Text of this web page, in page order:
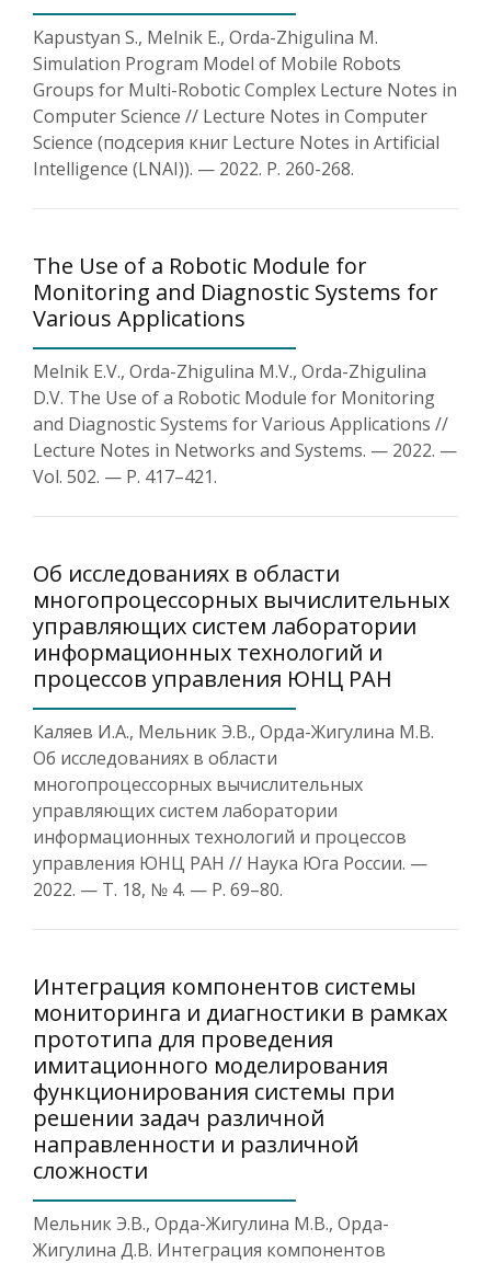
Kapustyan S., Melnik E., Orda-Zhigulina M.
Simulation Program Model of Mobile Robots
Groups for Multi-Robotic Complex Lecture Notes in
Computer Science // Lecture Notes in Computer
Science (подсерия книг Lecture Notes in Artificial
Intelligence (LNAI)). — 2022. P. 260-268.
The Use of a Robotic Module for
Monitoring and Diagnostic Systems for
Various Applications
Melnik E.V., Orda-Zhigulina M.V., Orda-Zhigulina
D.V. The Use of a Robotic Module for Monitoring
and Diagnostic Systems for Various Applications //
Lecture Notes in Networks and Systems. — 2022. —
Vol. 502. — P. 417–421.
Об исследованиях в области
многопроцессорных вычислительных
управляющих систем лаборатории
информационных технологий и
процессов управления ЮНЦ РАН
Каляев И.А., Мельник Э.В., Орда-Жигулина М.В.
Об исследованиях в области
многопроцессорных вычислительных
управляющих систем лаборатории
информационных технологий и процессов
управления ЮНЦ РАН // Наука Юга России. —
2022. — T. 18, № 4. — P. 69–80.
Интеграция компонентов системы
мониторинга и диагностики в рамках
прототипа для проведения
имитационного моделирования
функционирования системы при
решении задач различной
направленности и различной
сложности
Мельник Э.В., Орда-Жигулина М.В., Орда-
Жигулина Д.В. Интеграция компонентов